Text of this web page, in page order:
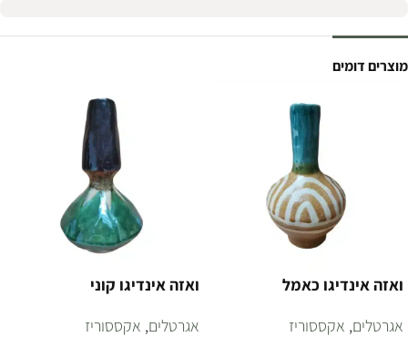
מוצרים דומים
ואזה אינדיגו כאמל
אגרטלים, אקססוריז
ואזה אינדיגו קוני
אגרטלים, אקססוריז